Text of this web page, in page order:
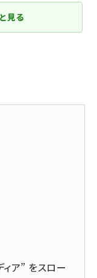
見る
ア” をスロー